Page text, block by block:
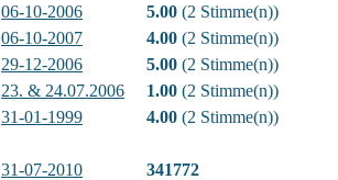
06-10-2006 5.00 (2 Stimme(n))
06-10-2007 4.00 (2 Stimme(n))
29-12-2006 5.00 (2 Stimme(n))
23. & 24.07.2006 1.00 (2 Stimme(n))
31-01-1999 4.00 (2 Stimme(n))
31-07-2010
341772